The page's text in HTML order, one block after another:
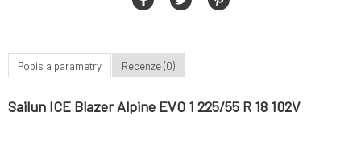
Popis a parametry Recenze (0)
Sailun ICE Blazer Alpine EVO 1 225/55 R 18 102V